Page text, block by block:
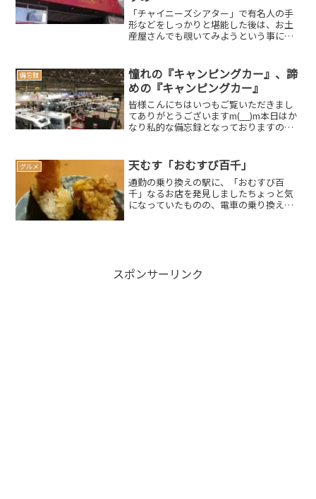
「チャイニーズシアター」で有名人の手
形などをしっかりと堪能した後は、お土
産屋さんでも覗いてみようという事にな
集うあのスポットがありましたよ前回の
記事こちらは『マダム・タ...
備忘録
憧れの『キャンピングカー』、諦
めの『キャンピングカー』
皆様こんにちはいつもご覧いただきまし
てありがとうございますm(__)m本日はか
なり私的な備忘録となっておりますの
(adsbygoogle = window.adsbygoo...
グルメ 天むす「おむすび百千」
通勤の乗り換えの駅に、「おむすび百
千」なるお店を発見しましたちょっと気
になっていたものの、電車の乗り換えと
スポンサーリンク